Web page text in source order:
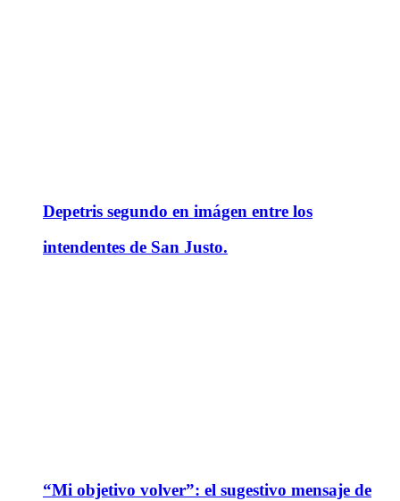
Depetris segundo en imágen entre los
intendentes de San Justo.
“Mi objetivo volver”: el sugestivo mensaje de